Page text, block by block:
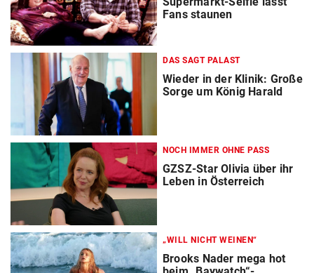
Fans staunen
DAS SAGT PALAST
Wieder in der Klinik: Große
Sorge um König Harald
NOCH IMMER OHNE PASS
GZSZ-Star Olivia über ihr
Leben in Österreich
„WILL NICHT WEINEN“
Brooks Nader mega hot